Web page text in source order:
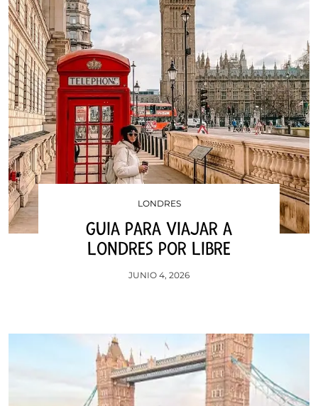
LONDRES
GUIA PARA VIAJAR A
LONDRES POR LIBRE
JUNIO 4, 2026